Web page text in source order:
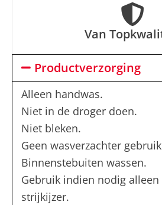
Van
Productverzorging
Alleen handwas.
Niet in de droger doen.
Niet bleken.
Geen wasverzachter
Binnenstebuiten wassen.
Gebruik indien nodig alleen
strijkijzer.